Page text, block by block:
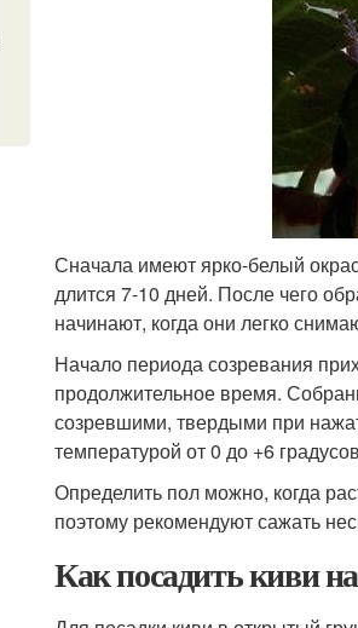
Сначала имеют ярко-белый
длится 7-10 дней. После чего
начинают, когда они легко
Начало периода созревания
продолжительное время.
созревшими, твердыми при
температурой от 0 до +6
Определить пол можно, когда
поэтому рекомендуют сажать
Как посадить киви